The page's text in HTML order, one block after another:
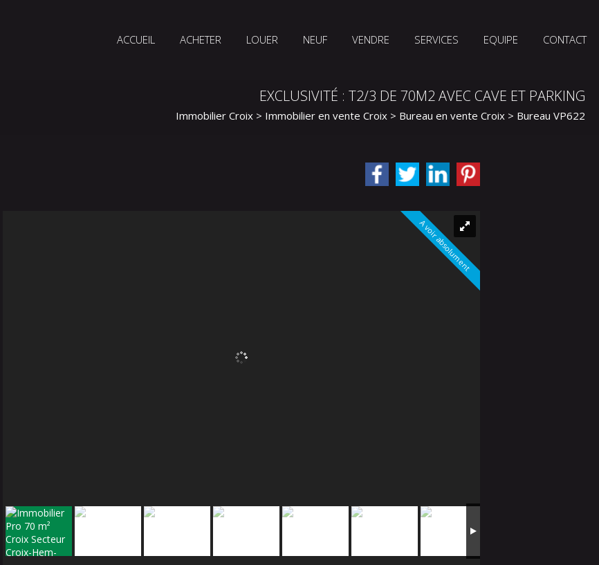
ACCUEIL ACHETER LOUER NEUF VENDRE SERVICES EQUIPE CONTACT
EXCLUSIVITÉ : T2/3 DE 70M2 AVEC CAVE ET PARKING
Immobilier Croix > Immobilier en vente Croix > Bureau en vente Croix > Bureau VP622
A voir absolument